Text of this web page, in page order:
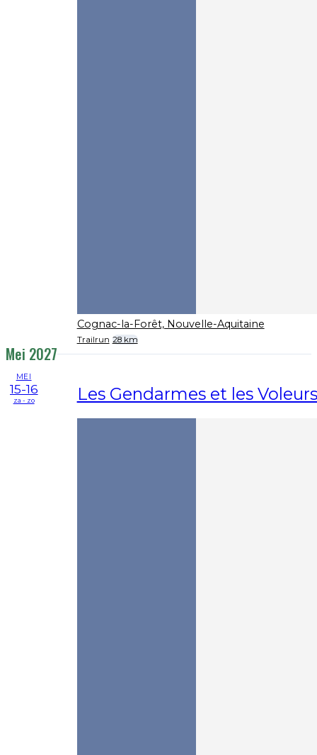
Cognac-la-Forêt, Nouvelle-Aquitaine
Trailrun 28 km
Mei 2027
MEI
15-16
za - zo Les Gendarmes et les